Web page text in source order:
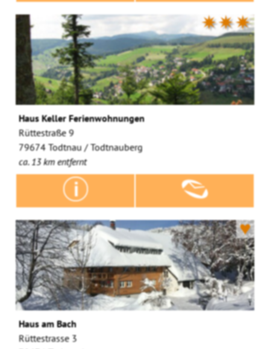
✷✷✷
Haus Keller Ferienwohnungen
Rüttestraße 9
79674 Todtnau / Todtnauberg
ca. 13 km entfernt
♥
Haus am Bach
Rüttestrasse 3